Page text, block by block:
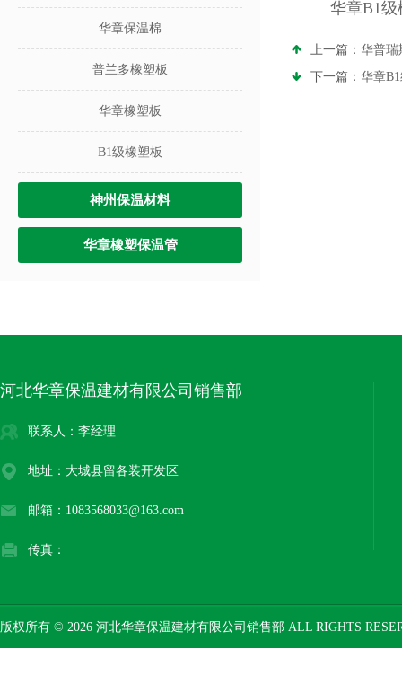
华章保温棉
普兰多橡塑板
华章橡塑板
B1级橡塑板
神州保温材料
华章橡塑保温管
华章B1
上一篇： 华普瑞
下一篇： 华章
河北华章保温建材有限公司销售部
联系人：李经理
地址：大城县留各装开发区
邮箱：1083568033@163.com
传真：
版权所有 © 2026 河北华章保温建材有限公司销售部 ALL RIGHTS